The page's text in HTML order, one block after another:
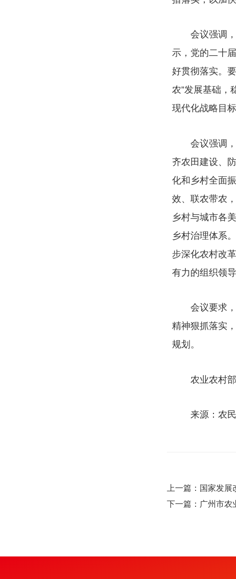
会议强调，
示，党的二十
好贯彻落实。
农”发展基础，
现代化战略目标
会议强调，
齐农田建设、
化和乡村全面
效、联农带农
乡村与城市各
乡村治理体系
步深化农村改
有力的组织领
会议要求，
精神狠抓落实
规划。
农业农村部
来源：农民
上一篇：国家发
下一篇：广州市农